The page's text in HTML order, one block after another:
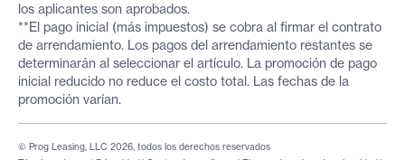
los aplicantes son aprobados.
**El pago inicial (más impuestos) se cobra al firmar el contrato
de arrendamiento. Los pagos del arrendamiento restantes se
determinarán al seleccionar el artículo. La promoción de pago
inicial reducido no reduce el costo total. Las fechas de la
promoción varían.
© Prog Leasing, LLC 2026, todos los derechos reservados